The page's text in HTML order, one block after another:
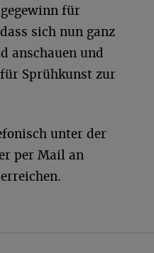
für
sich nun ganz
anschauen und
Sprühkunst zur
unter der
per Mail an